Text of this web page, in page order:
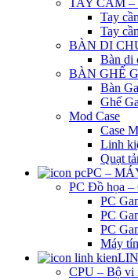
TAY CẦM –
Tay
Tay
BÀN DI
Bàn di
BÀN GHẾ
Bàn
Ghế
Mod Case
Case
Linh
Quạt
PC –
PC Đồ họa –
PC
PC
PC
Máy
CPU – Bộ vi